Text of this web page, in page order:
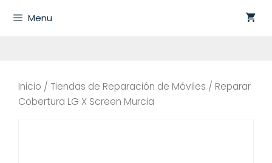
Menu
Inicio / Tiendas de Reparación de Móviles / Reparar
Cobertura LG X Screen Murcia